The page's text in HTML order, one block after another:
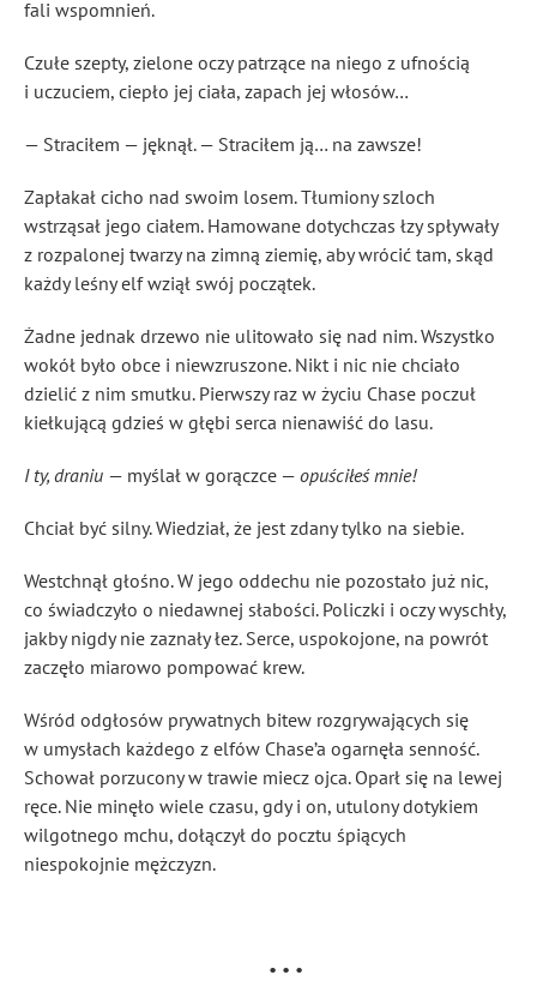
fali wspomnień.
Czułe szepty, zielone oczy patrzące na niego z ufnością
i uczuciem, ciepło jej ciała, zapach jej włosów…
— Straciłem — jęknął. — Straciłem ją… na zawsze!
Zapłakał cicho nad swoim losem. Tłumiony szloch
wstrząsał jego ciałem. Hamowane dotychczas łzy spływały
z rozpalonej twarzy na zimną ziemię, aby wrócić tam, skąd
każdy leśny elf wziął swój początek.
Żadne jednak drzewo nie ulitowało się nad nim. Wszystko
wokół było obce i niewzruszone. Nikt i nic nie chciało
dzielić z nim smutku. Pierwszy raz w życiu Chase poczuł
kiełkującą gdzieś w głębi serca nienawiść do lasu.
I ty, draniu — myślał w gorączce — opuściłeś mnie!
Chciał być silny. Wiedział, że jest zdany tylko na siebie.
Westchnął głośno. W jego oddechu nie pozostało już nic,
co świadczyło o niedawnej słabości. Policzki i oczy wyschły,
jakby nigdy nie zaznały łez. Serce, uspokojone, na powrót
zaczęło miarowo pompować krew.
Wśród odgłosów prywatnych bitew rozgrywających się
w umysłach każdego z elfów Chase’a ogarnęła senność.
Schował porzucony w trawie miecz ojca. Oparł się na lewej
ręce. Nie minęło wiele czasu, gdy i on, utulony dotykiem
wilgotnego mchu, dołączył do pocztu śpiących
niespokojnie mężczyzn.
⠀⠀⠀⠀⠀⠀⠀⠀⠀⠀⠀⠀⠀⠀⠀⠀⠀• • •